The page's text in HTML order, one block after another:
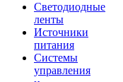
Светодиодные
ленты
Источники
питания
Системы
управления